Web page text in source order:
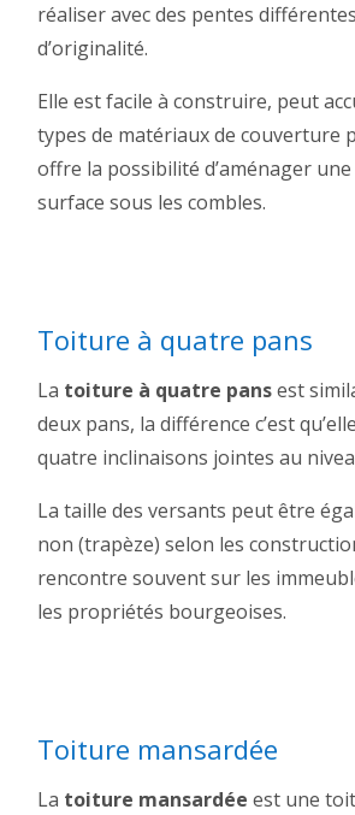
réaliser avec des pentes
d’originalité.
Elle est facile à construire, peut
types de matériaux de couverture
offre la possibilité d’aménager
surface sous les combles.
Toiture à quatre pans
La toiture à quatre pansest
deux pans, la différence c’est
quatre inclinaisons jointes au
La taille des versants peut être
non (trapèze) selon les
rencontre souvent sur les
les propriétés bourgeoises.
Toiture mansardée
La toiture mansardée est une